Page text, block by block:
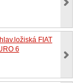
FIAT
6